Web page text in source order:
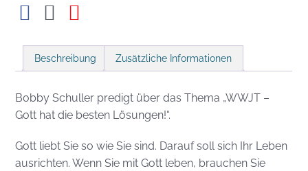
Beschreibung Zusätzliche Informationen
Bobby Schuller predigt über das Thema „WWJT –
Gott hat die besten Lösungen!“.
Gott liebt Sie so wie Sie sind. Darauf soll sich Ihr Leben
ausrichten. Wenn Sie mit Gott leben, brauchen Sie